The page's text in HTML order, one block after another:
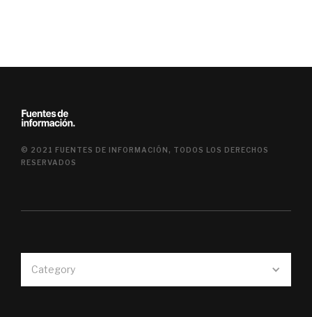
© 2021 FUENTES DE INFORMACIÓN, TODOS LOS DERECHOS
RESERVADOS
Category